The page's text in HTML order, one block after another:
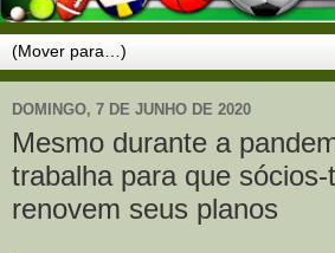
DOMINGO, 7 DE JUNHO DE 2020
Mesmo durante a
trabalha para que
renovem seus planos